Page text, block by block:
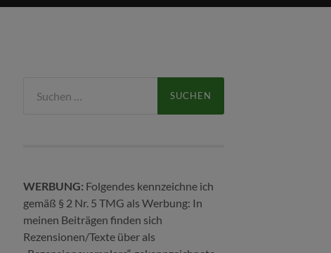
nach:
WERBUNG: Folgendes kennzeichne ich
gemäß § 2 Nr. 5 TMG als Werbung: In
meinen Beiträgen finden sich
Rezensionen/Texte über als